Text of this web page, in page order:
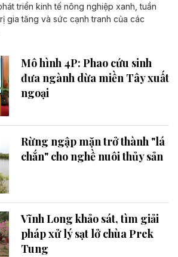
triển kinh tế nông nghiệp xanh, tuần
gia tăng và sức cạnh tranh của các
Mô hình 4P: Phao cứu sinh
đưa ngành dừa miền Tây xuất
ngoại
Rừng ngập mặn trở thành "lá
chắn" cho nghề nuôi thủy sản
Vĩnh Long khảo sát, tìm giải
pháp xử lý sạt lở chùa Prek
Tung